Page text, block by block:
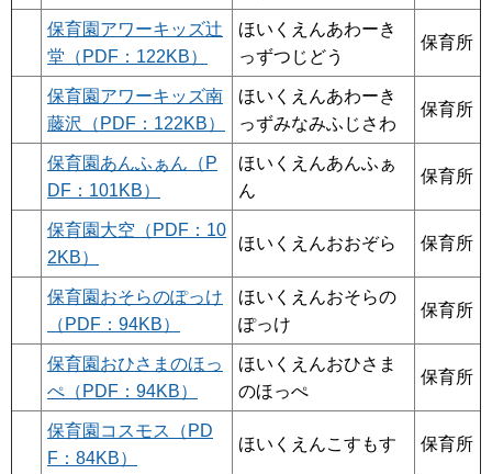
保育園アワーキッズ辻
堂（PDF：122KB）
ほいくえんあわーき
っずつじどう
保育所
保育園アワーキッズ南
藤沢（PDF：122KB）
ほいくえんあわーき
っずみなみふじさわ
保育所
保育園あんふぁん（P
DF：101KB）
ほいくえんあんふぁ
ん
保育所
保育園大空（PDF：10
2KB）
ほいくえんおおぞら 保育所
保育園おそらのぽっけ
（PDF：94KB）
ほいくえんおそらの
ぽっけ
保育所
保育園おひさまのほっ
ぺ（PDF：94KB）
ほいくえんおひさま
のほっぺ
保育所
保育園コスモス（PD
F：84KB）
ほいくえんこすもす 保育所